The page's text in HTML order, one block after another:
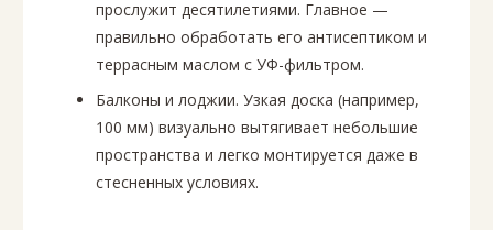
прослужит десятилетиями. Главное —
правильно обработать его антисептиком и
террасным маслом с УФ-фильтром.
Балконы и лоджии. Узкая доска (например,
100 мм) визуально вытягивает небольшие
пространства и легко монтируется даже в
стесненных условиях.